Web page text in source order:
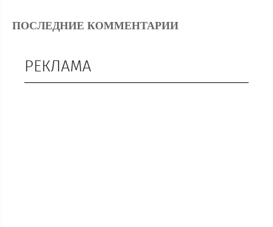
ПОСЛЕДНИЕ КОММЕНТАРИИ
РЕКЛАМА